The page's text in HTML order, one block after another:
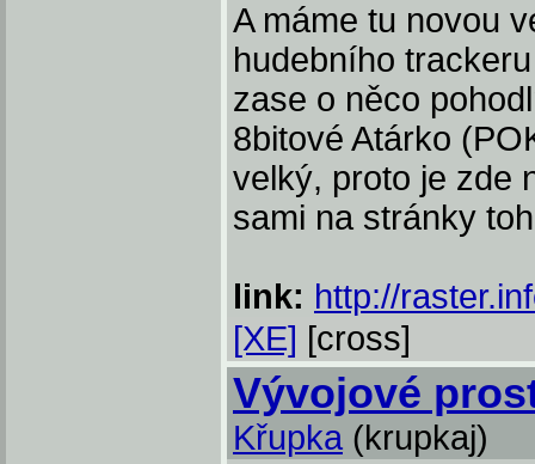
A máme tu novou
hudebního
zase o něco
8bitové Atárko
velký, proto je zde
sami na stránky
link: http://
[XE] [cross]
Vývojové
Křupka (krupkaj)